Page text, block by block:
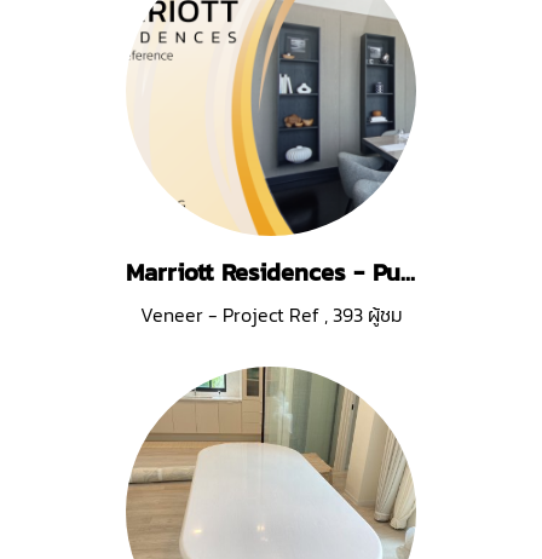
Marriott Residences - Pulau Pinang
Veneer - Project Ref,393 ผู้ชม